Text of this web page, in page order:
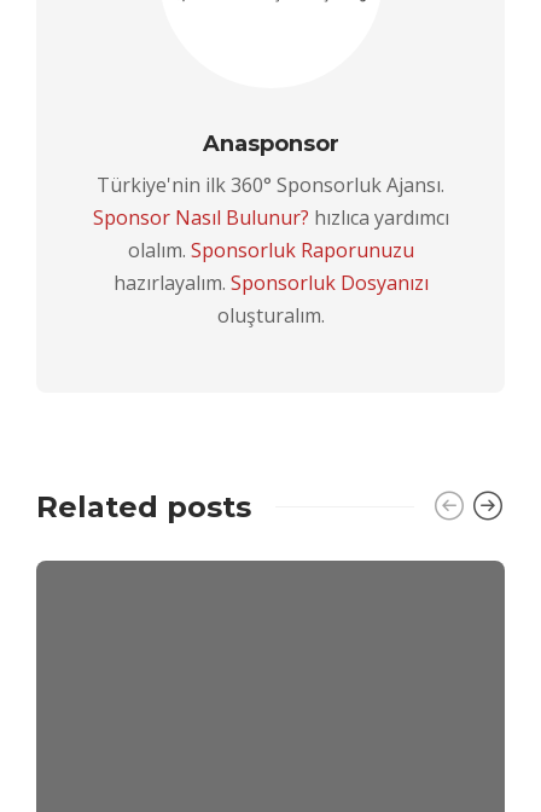
Anasponsor
Türkiye'nin ilk 360° Sponsorluk Ajansı.
Sponsor Nasıl Bulunur? hızlıca yardımcı
olalım. Sponsorluk Raporunuzu
hazırlayalım. Sponsorluk Dosyanızı
oluşturalım.
Related posts